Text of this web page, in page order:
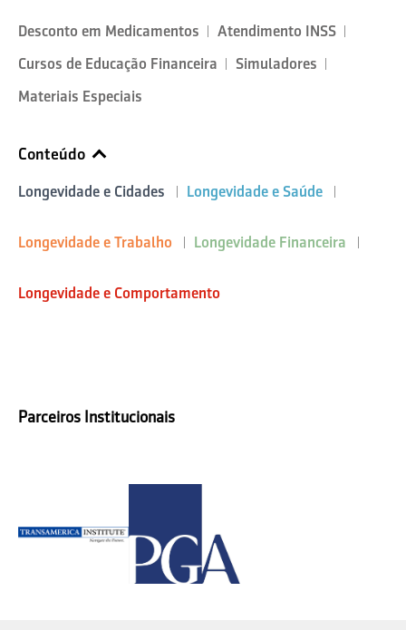
Desconto em Medicamentos
Atendimento INSS
Cursos de Educação Financeira
Simuladores
Materiais Especiais
Conteúdo
Longevidade e Cidades Longevidade e Saúde
Longevidade e Trabalho Longevidade Financeira
Longevidade e Comportamento
Parceiros Institucionais